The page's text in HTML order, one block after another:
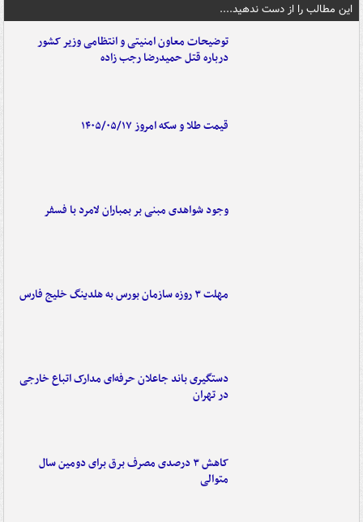
این مطالب را از دست ندهید....
توضیحات معاون امنیتی و انتظامی وزیر کشور
درباره قتل حمیدرضا رجب زاده
قیمت طلا و سکه امروز ۱۴۰۵/۰۵/۱۷
وجود شواهدی مبنی بر بمباران لامرد با فسفر
مهلت ۳ روزه سازمان بورس به هلدینگ خلیج فارس
دستگیری باند جاعلان حرفه‌ای مدارک اتباع خارجی
در تهران
کاهش ۳ درصدی مصرف برق برای دومین سال
متوالی